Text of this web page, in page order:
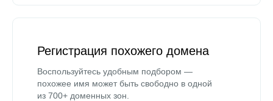
Регистрация похожего домена
Воспользуйтесь удобным подбором —
похожее имя может быть свободно в одной
из 700+ доменных зон.